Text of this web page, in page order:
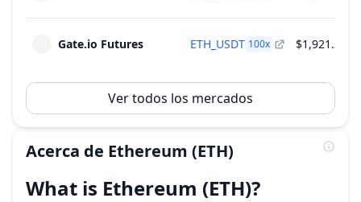
Gate.io Futures ETH_USDT 100x $1,921.26
Ver todos los mercados
Acerca de Ethereum (ETH)
What is Ethereum (ETH)?